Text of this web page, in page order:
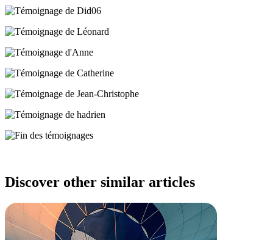
Discover other similar articles